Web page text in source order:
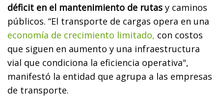
déficit en el mantenimiento de rutas y caminos
públicos. “El transporte de cargas opera en una
economía de crecimiento limitado, con costos
que siguen en aumento y una infraestructura
vial que condiciona la eficiencia operativa",
manifestó la entidad que agrupa a las empresas
de transporte.